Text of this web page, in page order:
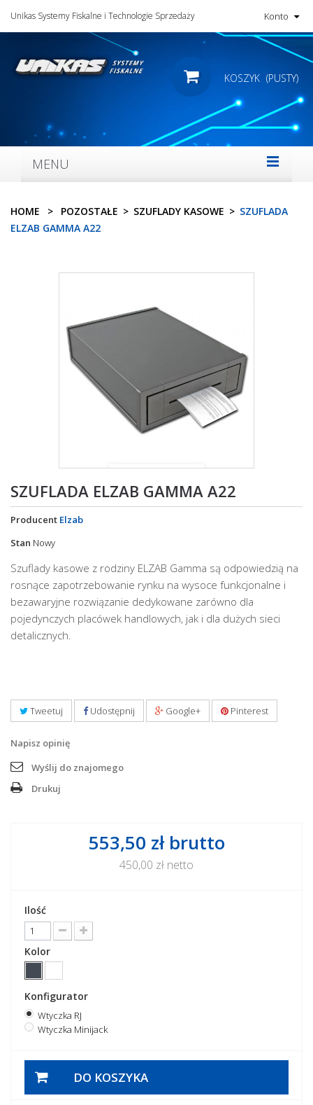
Konto
Unikas Systemy Fiskalne i Technologie Sprzedaży
KOSZYK (PUSTY)
MENU
HOME > POZOSTAŁE > SZUFLADY KASOWE > SZUFLADA
ELZAB GAMMA A22
SZUFLADA ELZAB GAMMA A22
Producent Elzab
Stan Nowy
Szuflady kasowe z rodziny ELZAB Gamma są odpowiedzią na
rosnące zapotrzebowanie rynku na wysoce funkcjonalne i
bezawaryjne rozwiązanie dedykowane zarówno dla
pojedynczych placówek handlowych, jak i dla dużych sieci
detalicznych.
Tweetuj Udostępnij Google+ Pinterest
Napisz opinię
Wyślij do znajomego
Drukuj
553,50 złbrutto
450,00 zł netto
Ilość
Kolor
Konfigurator
Wtyczka RJ
Wtyczka Minijack
DO KOSZYKA